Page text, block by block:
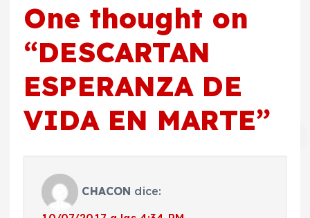
One thought on
“DESCARTAN
ESPERANZA DE
VIDA EN MARTE”
CHACON dice: